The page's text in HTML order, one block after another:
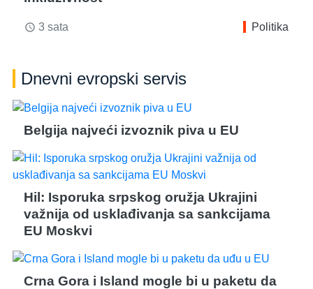
access_time 3 sata Politika
Dnevni evropski servis
Belgija najveći izvoznik piva u EU
Hil: Isporuka srpskog oružja Ukrajini
važnija od usklađivanja sa sankcijama
EU Moskvi
Crna Gora i Island mogle bi u paketu da